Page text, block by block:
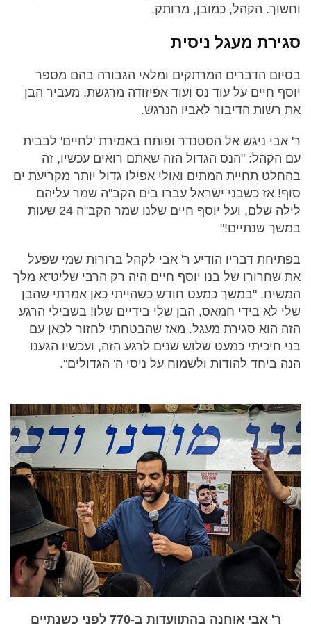
וחשוך. הקהל, כמובן, מרותק.
סגירת מעגל ניסית
בסיום הדברים המרתקים ומלאי הגבורה בהם מספר
יוסף חיים על עוד נס ועוד אפיזודה מרגשת, מעביר הבן
את רשות הדיבור לאביו הנרגש.
ר' אבי ניגש אל הסטנדר ופותח באמירת 'לחיים' לבבית
עם הקהל: "הנס הגדול הזה שאתם רואים עכשיו, זה
בהחלט תחיית המתים ואולי אפילו גדול יותר מקריעת ים
סוף! אז כשבני ישראל עברו בים הקב"ה שמר עליהם
לילה שלם, ועל יוסף חיים שלנו שמר הקב"ה 24 שעות
במשך שנתיים!"
בפתיחת דבריו הודיע ר' אבי לקהל ברורות שמי שפעל
את שחרורו של בנו יוסף חיים היה רק הרבי שליט"א מלך
המשיח. "במשך כמעט חודש כשהייתי כאן אמרתי שהבן
שלי לא בידי חמאס, הבן שלי בידיים שלו! בשבילי הרגע
הזה הוא סגירת מעגל. מאז שהבטחתי לחזור לכאן עם
בני חיכיתי כמעט שלוש שנים לרגע הזה, ועכשיו הגענו
הנה ביחד להודות ולשמוח על ניסי ה' הגדולים".
ר' אבי אוחנה בהתוועדות ב-770 לפני כשנתיים